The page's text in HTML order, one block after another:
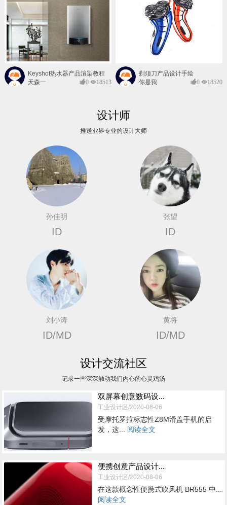
Keyshot热水器产品渲染教程
天森一
0 18513
剃须刀产品设计手绘
你是我
0 18520
设计师
推送业界专业的设计大师
孙佳明
ID
张望
ID
刘小涛
ID/MD
黄将
ID/MD
设计交流社区
记录一些深深触动我们内心的心灵鸡汤
双屏幕创意数码设...
工业设计区/2020-08-06
受摩托罗拉标志性Z8M滑盖手机的启
发，这... 阅读全文
便携创意产品设计...
工业设计区/2020-08-06
在这款概念性便携式吹风机 BR555 中...
阅读全文